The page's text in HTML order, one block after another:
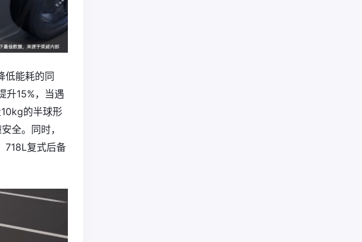
低能耗的同
升15%，当遇
的半球形
全。同时，
718L复式后备